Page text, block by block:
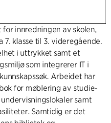
innredningen av skolen,
7. klasse til 3. videregående.
i uttrykket samt et
som integrerer IT i
Arbeidet har
for møblering av studie-
samt
Samtidig er det